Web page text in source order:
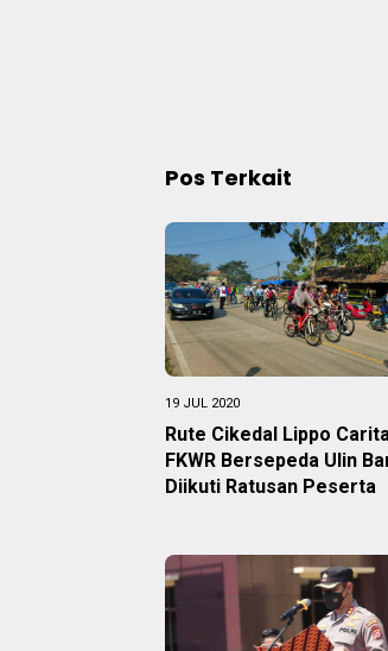
Pos Terkait
19 JUL 2020
Rute Cikedal Lippo
FKWR Bersepeda Ulin
Diikuti Ratusan Peserta